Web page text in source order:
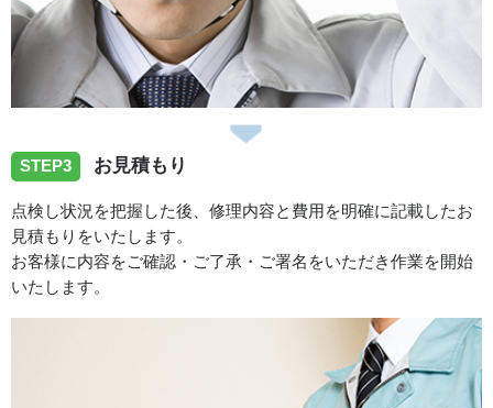
STEP3 お見積もり
点検し状況を把握した後、修理内容と費用を明確に記載したお
見積もりをいたします。
お客様に内容をご確認・ご了承・ご署名をいただき作業を開始
いたします。